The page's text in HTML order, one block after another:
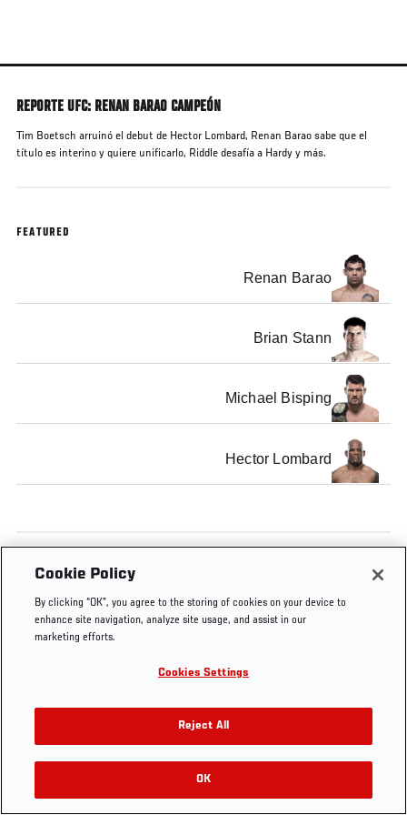
main
REPORTE UFC: RENAN BARAO CAMPEÓN
Tim Boetsch arruinó el debut de Hector Lombard, Renan Barao sabe que el
título es interino y quiere unificarlo, Riddle desafía a Hardy y más.
FEATURED
Renan Barao
Brian Stann
Michael Bisping
Hector Lombard
Cookie Policy
By clicking “OK”, you agree to the storing of cookies on your device to
enhance site navigation, analyze site usage, and assist in our
marketing efforts.
Cookies Settings
Reject All
OK